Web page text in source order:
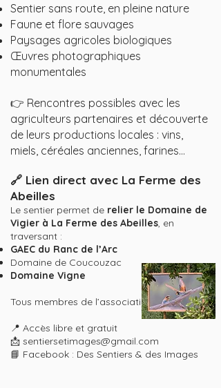
Sentier sans route, en pleine nature
Faune et flore sauvages
Paysages agricoles biologiques
Œuvres photographiques
monumentales
👉 Rencontres possibles avec les
agriculteurs partenaires et découverte
de leurs productions locales : vins,
miels, céréales anciennes, farines…
🔗 Lien direct avec La Ferme des
Abeilles
Le sentier permet de relier le Domaine de
Vigier à La Ferme des Abeilles, en
traversant :
GAEC du Ranc de l’Arc
Domaine de Coucouzac
Domaine Vigne
Tous membres de l’association.
📍 Accès libre et gratuit
📩 sentiersetimages@gmail.com
📘 Facebook : Des Sentiers & des Images